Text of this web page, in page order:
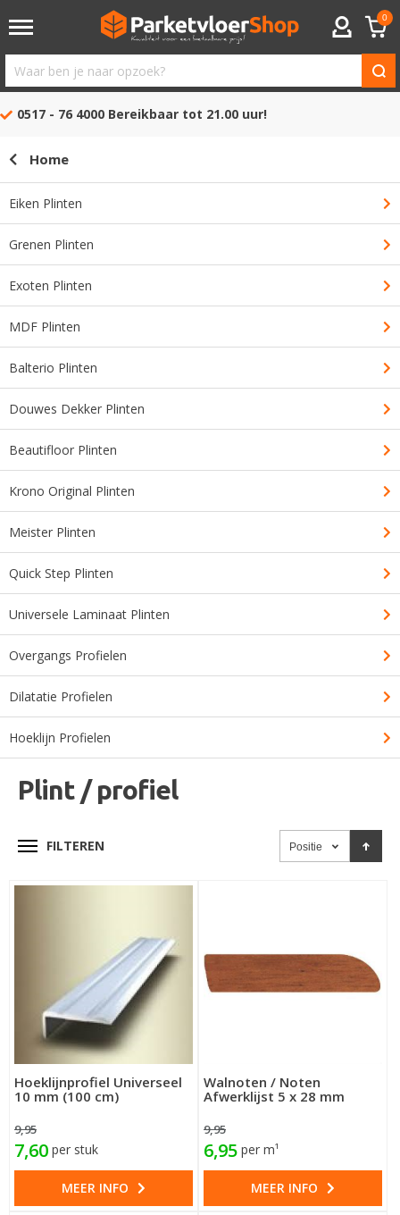
ACCOUNT
0
Waar
ben
opzoek?
0517 - 76 4000 Bereikbaar tot 21.00 uur!
Home
Eiken Plinten
Grenen Plinten
Exoten Plinten
MDF Plinten
Balterio Plinten
Douwes Dekker Plinten
Beautifloor Plinten
Krono Original Plinten
Meister Plinten
Quick Step Plinten
Universele Laminaat Plinten
Overgangs Profielen
Dilatatie Profielen
Hoeklijn Profielen
Plint / profiel
FILTEREN Positie
Hoeklijnprofiel Universeel
10 mm (100 cm)
9,95
7,60 per stuk
MEER INFO
Walnoten / Noten
Afwerklijst 5 x 28 mm
9,95
6,95 per m¹
MEER INFO